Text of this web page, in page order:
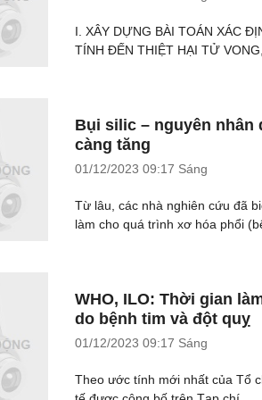
I. XÂY DỰNG BÀI TOÁN XÁC
TÍNH ĐẾN THIỆT HẠI TỬ
Bụi silic – nguyên nhân
càng tăng
01/12/2023 09:17 Sáng
Từ lâu, các nhà nghiên cứu đã
làm cho quá trình xơ hóa phổi
WHO, ILO: Thời gian
do bệnh tim và đột quỵ
01/12/2023 09:17 Sáng
Theo ước tính mới nhất của Tổ